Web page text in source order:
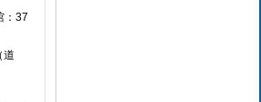
：37
道